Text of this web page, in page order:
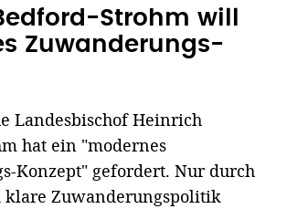
Strohm will
Zuwanderungs-
Landesbischof Heinrich
hat ein "modernes
Konzept" gefordert. Nur durch
klare Zuwanderungspolitik